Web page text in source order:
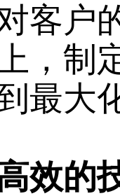
客户
，制
最大
效的